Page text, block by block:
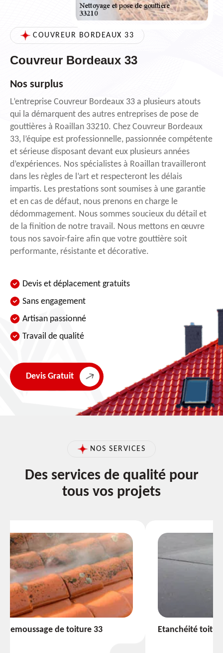
COUVREUR BORDEAUX 33
Couvreur Bordeaux 33
Nos surplus
L’entreprise Couvreur Bordeaux 33 a plusieurs atouts
qui la démarquent des autres entreprises de pose de
gouttières à Roaillan 33210. Chez Couvreur Bordeaux
33, l’équipe est professionnelle, passionnée compétente
et sérieuse disposant devant eux plusieurs années
d’expériences. Nos spécialistes à Roaillan travailleront
dans les règles de l’art et respecteront les délais
impartis. Les prestations sont soumises à une garantie
et en cas de défaut, nous prenons en charge le
dédommagement. Nous sommes soucieux du détail et
de la finition de notre travail. Nous mettons en œuvre
tous nos savoir-faire afin que votre gouttière soit
performante, résistante et décorative.
Devis et déplacement gratuits
Sans engagement
Artisan passionné
Travail de qualité
Devis Gratuit
NOS SERVICES
Des services de qualité pour
tous vos projets
Etanchéité toiture 33